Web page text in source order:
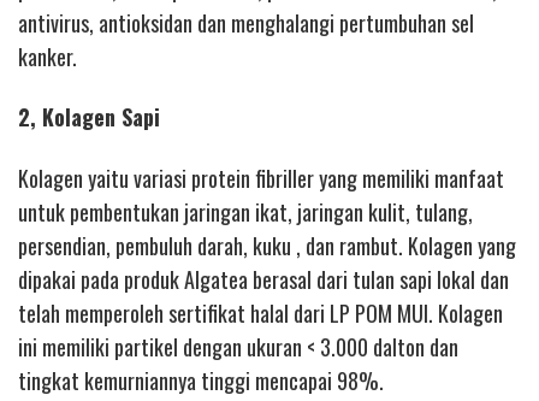
antivirus, antioksidan dan menghalangi pertumbuhan sel
kanker.
2, Kolagen Sapi
Kolagen yaitu variasi protein fibriller yang memiliki manfaat
untuk pembentukan jaringan ikat, jaringan kulit, tulang,
persendian, pembuluh darah, kuku , dan rambut. Kolagen yang
dipakai pada produk Algatea berasal dari tulan sapi lokal dan
telah memperoleh sertifikat halal dari LP POM MUI. Kolagen
ini memiliki partikel dengan ukuran < 3.000 dalton dan
tingkat kemurniannya tinggi mencapai 98%.